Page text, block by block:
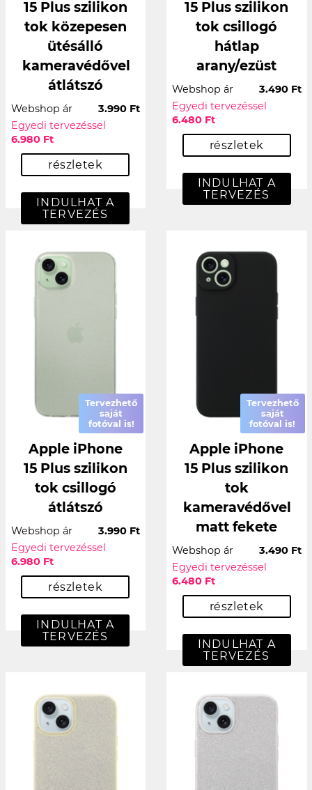
15 Plus szilikon
tok közepesen
ütésálló
kameravédővel
átlátszó
Webshop ár
3.990 Ft
Egyedi tervezéssel
6.980 Ft
részletek
INDULHAT A
TERVEZÉS
15 Plus szilikon
tok csillogó
hátlap
arany/ezüst
Webshop ár
3.490 Ft
Egyedi tervezéssel
6.480 Ft
részletek
INDULHAT A
TERVEZÉS
Tervezhető
saját
fotóval is!
Apple iPhone
15 Plus szilikon
tok csillogó
átlátszó
Webshop ár
3.990 Ft
Egyedi tervezéssel
6.980 Ft
részletek
INDULHAT A
TERVEZÉS
Tervezhető
saját
fotóval is!
Apple iPhone
15 Plus szilikon
tok
kameravédővel
matt fekete
Webshop ár
3.490 Ft
Egyedi tervezéssel
6.480 Ft
részletek
INDULHAT A
TERVEZÉS